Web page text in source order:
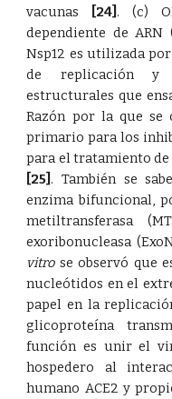
vacunas
[24] . (c)
dependiente de ARN
Nsp12 es utilizada
de replicación y
estructurales que
Razón por la que se
primario para los
para el tratamiento de
[25] . También se
enzima bifuncional,
metiltransferasa
exoribonucleasa
vitrose observó que
nucleótidos en el
papel en la
glicoproteína
función es unir el
hospedero al
humano ACE2 y